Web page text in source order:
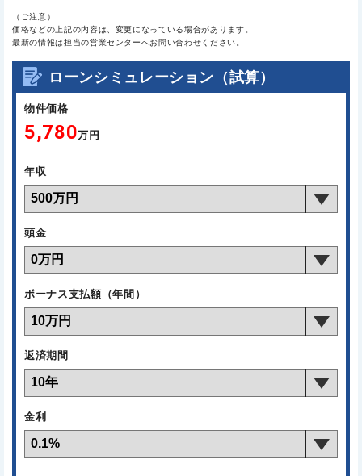
（ご注意）
価格などの上記の内容は、変更になっている場合があります。
最新の情報は担当の営業センターへお問い合わせください。
ローンシミュレーション（試算）
物件価格
5,780万円
年収
頭金
ボーナス支払額（年間）
返済期間
金利